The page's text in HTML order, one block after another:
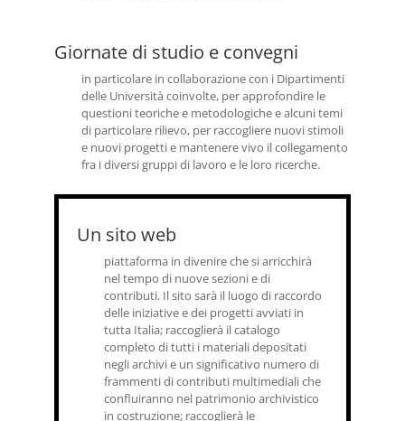
Giornate di studio e convegni
in particolare in collaborazione con i Dipartimenti
delle Università coinvolte, per approfondire le
questioni teoriche e metodologiche e alcuni temi
di particolare rilievo, per raccogliere nuovi stimoli
e nuovi progetti e mantenere vivo il collegamento
fra i diversi gruppi di lavoro e le loro ricerche.
Un sito web
piattaforma in divenire che si arricchirà
nel tempo di nuove sezioni e di
contributi. Il sito sarà il luogo di raccordo
delle iniziative e dei progetti avviati in
tutta Italia; raccoglierà il catalogo
completo di tutti i materiali depositati
negli archivi e un significativo numero di
frammenti di contributi multimediali che
confluiranno nel patrimonio archivistico
in costruzione; raccoglierà le